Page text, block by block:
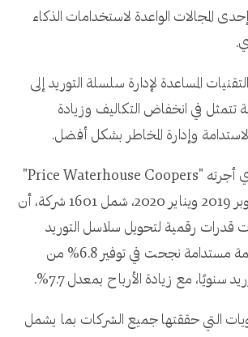
المجالات الواعدة لاستخدامات الذكاء
المساعدة لإدارة سلسلة التوريد إلى
تتمثل في انخفاض التكاليف وزيادة
وإدارة المخاطر بشكل أفضل.
كشف استطلاع رأي أجرته "Price Waterhouse Coopers"
في الفترة ما بين أكتوبر 2019 ويناير 2020، شمل 1601 شركة، أن
قدرات رقمية لتحويل سلاسل التوريد
الخاصة بها إلى أنظمة مستدامة نجحت في توفير 6.8% من
سنويًا، مع زيادة الأرباح بمعدل 7.7%.
التي حققتها جميع الشركات بما يشمل